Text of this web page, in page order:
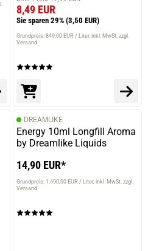
8,49 EUR
Sie sparen 29% (3,50 EUR)
Grundpreis: 849,00 EUR / Liter inkl. MwSt. zzgl.
Versand
DREAMLIKE
Energy 10ml Longfill Aroma
by Dreamlike Liquids
14,90 EUR*
Grundpreis: 1.490,00 EUR / Liter inkl. MwSt. zzgl.
Versand